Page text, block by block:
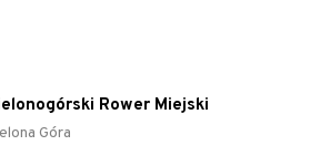
Rower Miejski
Góra